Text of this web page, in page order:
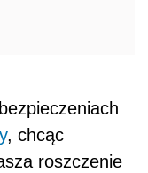
, chcąc
roszczenie